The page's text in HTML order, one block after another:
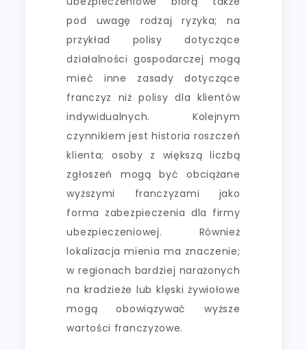
pod uwagę rodzaj ryzyka; na
przykład polisy dotyczące
działalności gospodarczej mogą
mieć inne zasady dotyczące
franczyz niż polisy dla klientów
indywidualnych. Kolejnym
czynnikiem jest historia roszczeń
klienta; osoby z większą liczbą
zgłoszeń mogą być obciążane
wyższymi franczyzami jako
forma zabezpieczenia dla firmy
ubezpieczeniowej. Również
lokalizacja mienia ma znaczenie;
w regionach bardziej narażonych
na kradzieże lub klęski żywiołowe
mogą obowiązywać wyższe
wartości franczyzowe.